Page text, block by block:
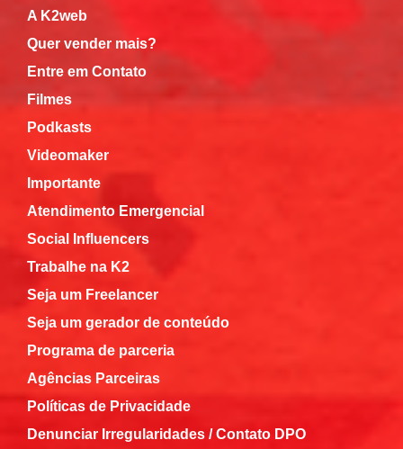
A K2web
Quer vender mais?
Entre em Contato
Filmes
Podkasts
Videomaker
Importante
Atendimento Emergencial
Social Influencers
Trabalhe na K2
Seja um Freelancer
Seja um gerador de conteúdo
Programa de parceria
Agências Parceiras
Políticas de Privacidade
Denunciar Irregularidades / Contato DPO